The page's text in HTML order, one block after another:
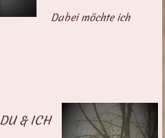
Dabei möchte ich
DU & ICH